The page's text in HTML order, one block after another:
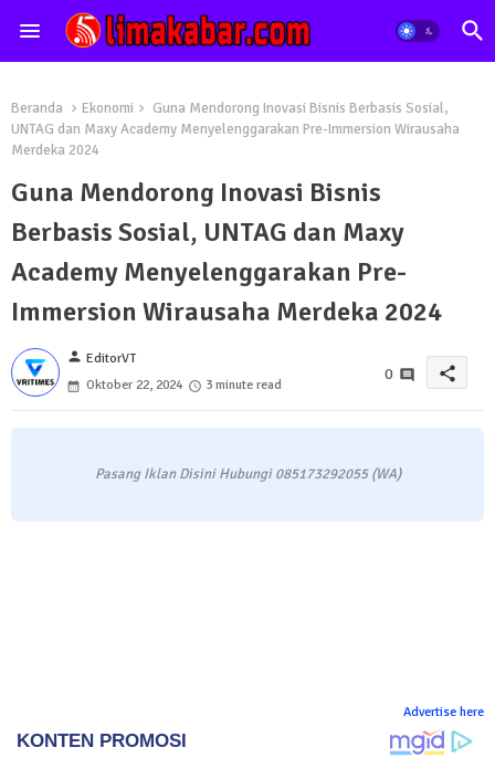
Beranda Ekonomi
Guna Mendorong Inovasi Bisnis Berbasis Sosial,
UNTAG dan Maxy Academy Menyelenggarakan Pre-Immersion Wirausaha
Merdeka 2024
Guna Mendorong Inovasi Bisnis
Berbasis Sosial, UNTAG dan Maxy
Academy Menyelenggarakan Pre-
Immersion Wirausaha Merdeka 2024
person EditorVT
Oktober 22, 2024
3 minute read
0 share
Pasang Iklan Disini Hubungi 085173292055 (WA)
Advertise here